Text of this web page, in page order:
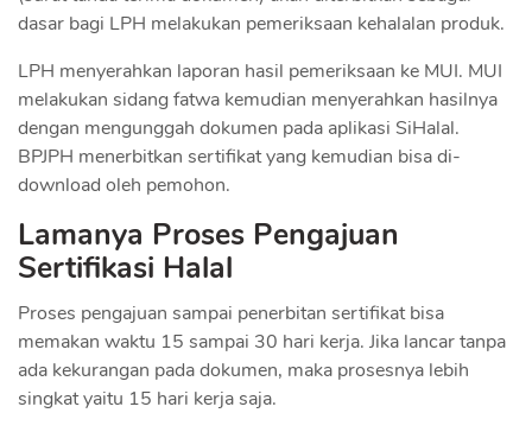
dasar bagi LPH melakukan pemeriksaan kehalalan produk.
LPH menyerahkan laporan hasil pemeriksaan ke MUI. MUI
melakukan sidang fatwa kemudian menyerahkan hasilnya
dengan mengunggah dokumen pada aplikasi SiHalal.
BPJPH menerbitkan sertifikat yang kemudian bisa di-
download oleh pemohon.
Lamanya Proses Pengajuan
Sertifikasi Halal
Proses pengajuan sampai penerbitan sertifikat bisa
memakan waktu 15 sampai 30 hari kerja. Jika lancar tanpa
ada kekurangan pada dokumen, maka prosesnya lebih
singkat yaitu 15 hari kerja saja.